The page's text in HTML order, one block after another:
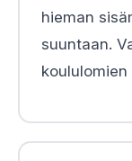
hieman
suuntaan.